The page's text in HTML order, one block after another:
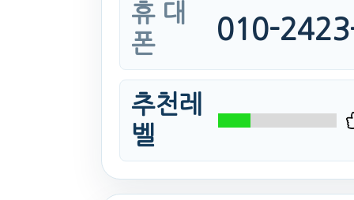
휴 대
폰
010-
추천레
벨